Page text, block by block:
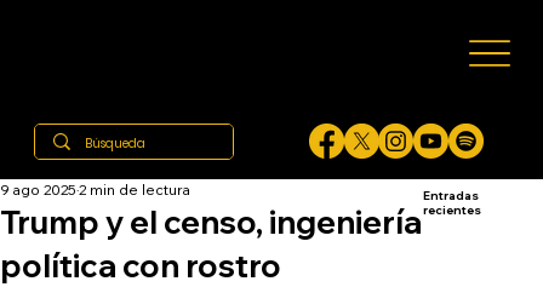
Trump y el censo, ingeniería
política con rostro
9 ago 2025 2 min de lectura
Entradas
recientes